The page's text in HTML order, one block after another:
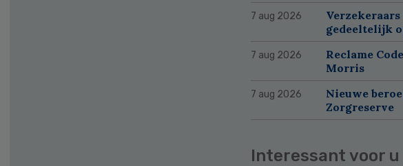
7 aug 2026
gedeeltelijk
7 aug 2026
Reclame
Morris
7 aug 2026
Nieuwe
Zorgreserve
Interessant voor u